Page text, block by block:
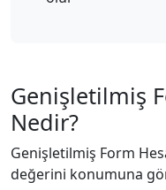
Genişletilmiş
Nedir?
Genişletilmiş Form
değerini konumuna